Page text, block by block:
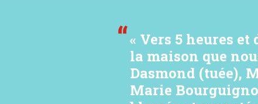
« Vers 5 heures
la maison que
Dasmond (tuée),
Marie